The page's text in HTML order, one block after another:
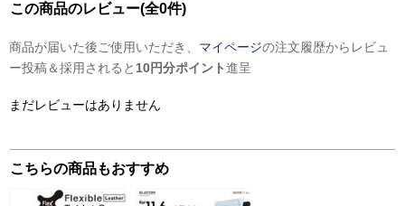
この商品のレビュー(全0件)
商品が届いた後ご使用いただき、 マイページの注文履歴からレビュ
ー投稿＆採用されると 10円分ポイント進呈
まだレビューはありません
こちらの商品もおすすめ